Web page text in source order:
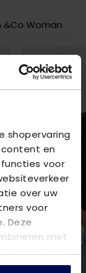
shopervaring
en
voor
over uw
voor
Deze
met
verstrekt of
uw gebruik
Woman